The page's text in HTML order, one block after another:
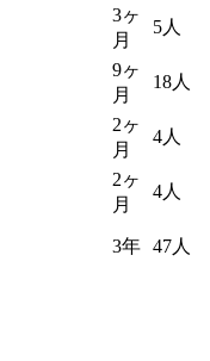
3ヶ
月
5人
9ヶ
月
18人
2ヶ
月
4人
2ヶ
月
4人
3年 47人